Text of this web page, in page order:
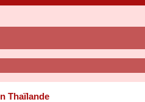
Thaïlande